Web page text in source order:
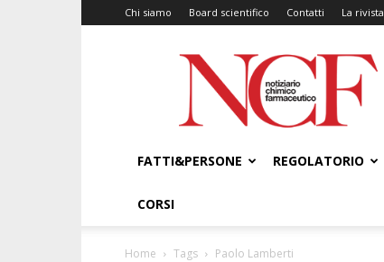
Chi siamo Board scientifico Contatti La rivista
NCF
–
Notiziario
Chimico
FATTI&PERSONE
REGOLATORIO
CORSI
Home Tags Paolo Lamberti